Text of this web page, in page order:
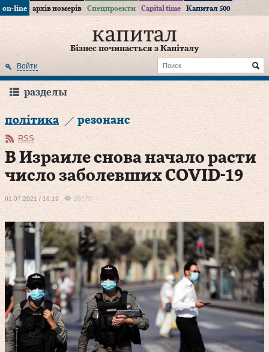
on-line архів номерів Спецпроекти Capital time Капитал 500
Бізнес починається з Капіталу
Войти
разделы
політика резонанс
RSS
В Израиле снова начало расти
число заболевших COVID-19
01.07.2021 / 16:19 26575